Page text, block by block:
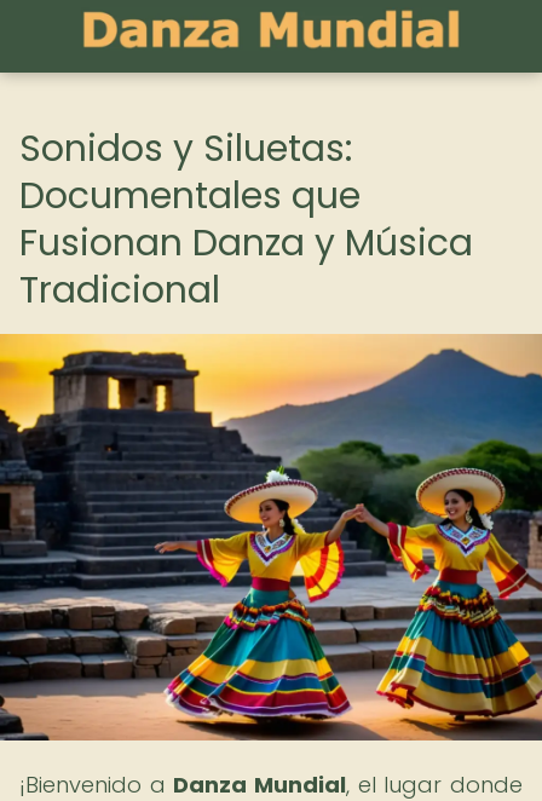
Sonidos y Siluetas:
Documentales que
Fusionan Danza y Música
Tradicional
¡Bienvenido a Danza Mundial, el lugar donde